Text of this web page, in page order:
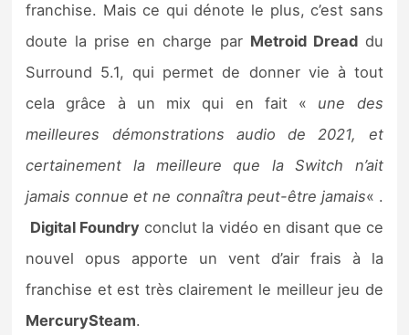
franchise. Mais ce qui dénote le plus, c’est sans
doute la prise en charge par Metroid Dreaddu
Surround 5.1, qui permet de donner vie à tout
cela grâce à un mix qui en fait « une des
meilleures démonstrations audio de 2021, et
certainement la meilleure que la Switch n’ait
jamais connue et ne connaîtra peut-être jamais« .
Digital Foundry conclut la vidéo en disant que ce
nouvel opus apporte un vent d’air frais à la
franchise et est très clairement le meilleur jeu de
MercurySteam.